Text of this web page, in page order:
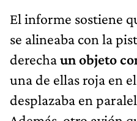
El informe sostiene
se alineaba con la
derechaun objeto
una de ellas roja en
desplazaba en